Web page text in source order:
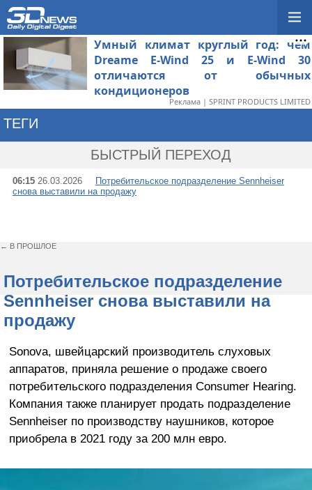
Умный климат круглый год: чем
Dreame E-Wind 25 и E-Wind 30
отличаются от обычных
кондиционеров
Реклама | SPRINT PRODUCTS LIMITED
ТЕГИ
БЫСТРЫЙ ПЕРЕХОД
06:15 26.03.2026
Потребительское подразделение Sennheiser
снова выставили на продажу
← В ПРОШЛОЕ
Потребительское подразделение
Sennheiser снова выставили на
продажу
Sonova, швейцарский производитель слуховых
аппаратов, приняла решение о продаже своего
потребительского подразделения Consumer Hearing.
Компания также планирует продать подразделение
Sennheiser по производству наушников, которое
приобрела в 2021 году за 200 млн евро.